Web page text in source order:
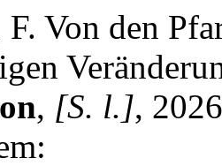
Von den
, [S. l.],